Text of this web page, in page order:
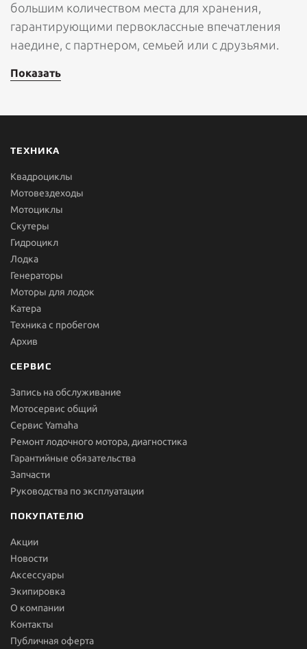
большим количеством места для хранения,
гарантирующими первоклассные впечатления
наедине, с партнером, семьей или с друзьями.
Показать
ТЕХНИКА
Квадроциклы
Мотовездеходы
Мотоциклы
Скутеры
Гидроцикл
Лодка
Генераторы
Моторы для лодок
Катера
Техника с пробегом
Архив
СЕРВИС
Запись на обслуживание
Мотосервис общий
Сервис Yamaha
Ремонт лодочного мотора, диагностика
Гарантийные обязательства
Запчасти
Руководства по эксплуатации
ПОКУПАТЕЛЮ
Акции
Новости
Aксессуары
Экипировка
О компании
Контакты
Публичная оферта